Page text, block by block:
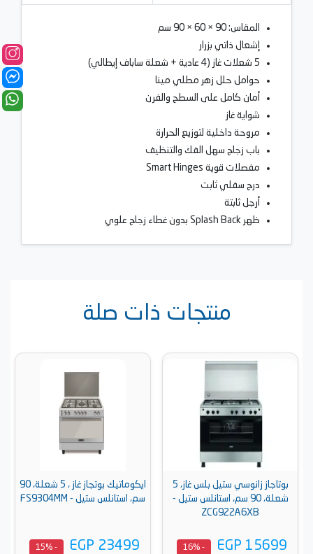
المقاس: 90 × 60 × 90 سم
إشعال ذاتي بزرار
5 شعلات غاز (4 عادية + شعلة ساباف إيطالي)
حوامل حلل زهر مطلي مينا
أمان كامل على السطح والفرن
شواية غاز
مروحة داخلية لتوزيع الحرارة
باب زجاج سهل الفك والتنظيف
مفصلات قوية Smart Hinges
درج سفلي ثابت
أرجل ثابتة
ظهر Splash Back بدون غطاء زجاج علوي
منتجات ذات صلة
بوتاجاز زانوسي ستيل بلس غاز، 5
شعلة، 90 سم، استانلس ستيل -
ZCG922A6XB
EGP 15699
- 16%
ايكوماتيك بوتجاز غاز ، 5 شعلة، 90
سم، استانلس ستيل - FS9304MM
EGP 23499
- 15%